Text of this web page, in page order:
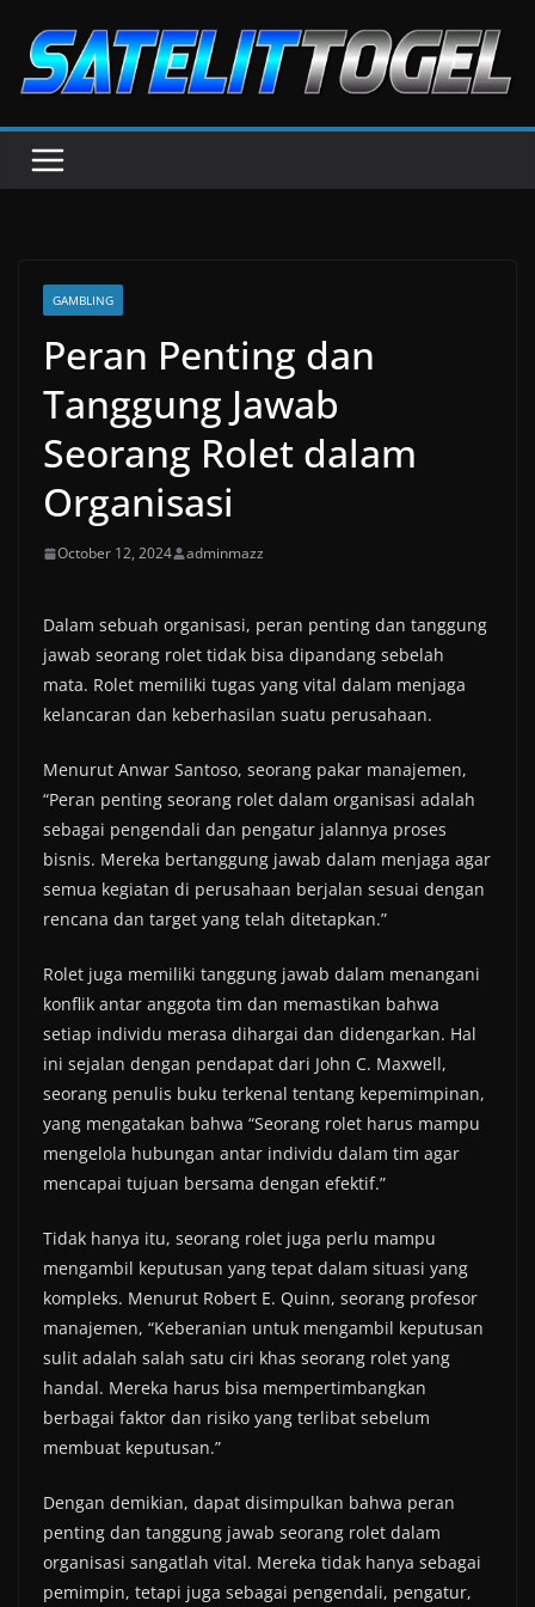
content
GAMBLING
Peran Penting dan
Tanggung Jawab
Seorang Rolet dalam
Organisasi
October 12, 2024 adminmazz
Dalam sebuah organisasi, peran penting dan tanggung
jawab seorang rolet tidak bisa dipandang sebelah
mata. Rolet memiliki tugas yang vital dalam menjaga
kelancaran dan keberhasilan suatu perusahaan.
Menurut Anwar Santoso, seorang pakar manajemen,
“Peran penting seorang rolet dalam organisasi adalah
sebagai pengendali dan pengatur jalannya proses
bisnis. Mereka bertanggung jawab dalam menjaga agar
semua kegiatan di perusahaan berjalan sesuai dengan
rencana dan target yang telah ditetapkan.”
Rolet juga memiliki tanggung jawab dalam menangani
konflik antar anggota tim dan memastikan bahwa
setiap individu merasa dihargai dan didengarkan. Hal
ini sejalan dengan pendapat dari John C. Maxwell,
seorang penulis buku terkenal tentang kepemimpinan,
yang mengatakan bahwa “Seorang rolet harus mampu
mengelola hubungan antar individu dalam tim agar
mencapai tujuan bersama dengan efektif.”
Tidak hanya itu, seorang rolet juga perlu mampu
mengambil keputusan yang tepat dalam situasi yang
kompleks. Menurut Robert E. Quinn, seorang profesor
manajemen, “Keberanian untuk mengambil keputusan
sulit adalah salah satu ciri khas seorang rolet yang
handal. Mereka harus bisa mempertimbangkan
berbagai faktor dan risiko yang terlibat sebelum
membuat keputusan.”
Dengan demikian, dapat disimpulkan bahwa peran
penting dan tanggung jawab seorang rolet dalam
organisasi sangatlah vital. Mereka tidak hanya sebagai
pemimpin, tetapi juga sebagai pengendali, pengatur,